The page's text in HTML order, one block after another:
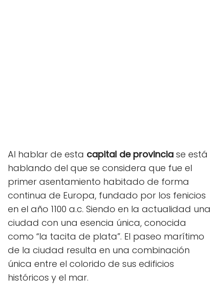
Al hablar de esta capital de provincia se está
hablando del que se considera que fue el
primer asentamiento habitado de forma
continua de Europa, fundado por los fenicios
en el año 1100 a.c. Siendo en la actualidad una
ciudad con una esencia única, conocida
como “la tacita de plata”. El paseo marítimo
de la ciudad resulta en una combinación
única entre el colorido de sus edificios
históricos y el mar.